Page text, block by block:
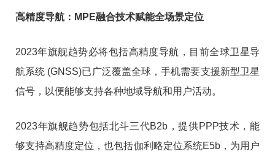
高精度导航：MPE融合技术赋能全场景定位
2023年旗舰趋势必将包括高精度导航，目前全球卫星导
航系统 (GNSS)已广泛覆盖全球，手机需要支援新型卫星
信号，以便能够支持各种地域导航和用户活动。
2023年旗舰趋势包括北斗三代B2b，提供PPP技术，能
够支持高精度定位，也包括伽利略定位系统E5b，为用户